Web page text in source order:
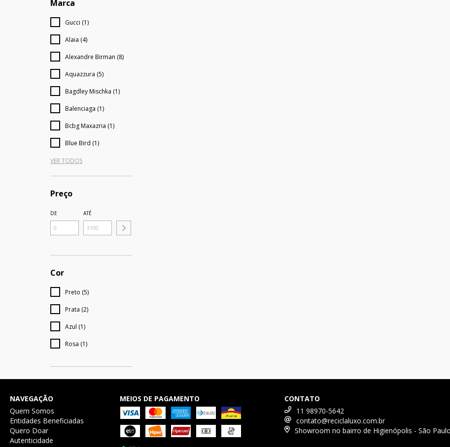
Marca
Gucci (1)
Alaia (4)
Alexandre Birman (8)
Aquazzura (5)
Bagdley Mischka (1)
Balenciaga (1)
Bcbg Maxazria (1)
Blue Bird (1)
VER TODOS
Preço
DE ATÉ
Cor
Preto (5)
Prata (2)
Azul (1)
Rosa (1)
NAVEGAÇÃO
Quem Somos
Entidades Beneficiadas
Quero Doar
Autenticidade
MEIOS DE PAGAMENTO
CONTATO
11 98970-5642
contato@reciclaluxo.com.br
Showroom no bairro de Higienópolis - São Paulo